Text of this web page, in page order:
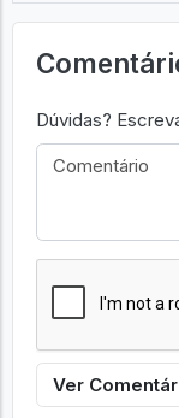
Dúvidas?
Ver